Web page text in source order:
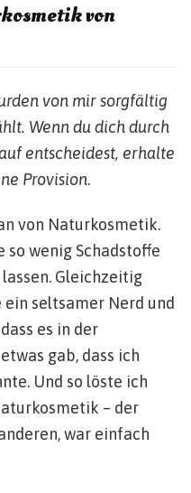
von
von mir sorgfältig
Wenn du dich durch
entscheidest, erhalte
Provision.
von Naturkosmetik.
so wenig Schadstoffe
Gleichzeitig
seltsamer Nerd und
es in der
gab, dass ich
Und so löste ich
– der
war einfach